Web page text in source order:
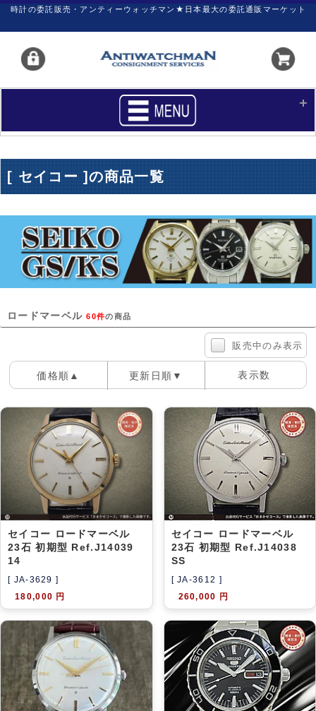
時計の委託販売・アンティーウォッチマン★日本最大の委託通販マーケット
買いたい
新着リスト 価格ダウン
価格の交渉 時計の修理
アーカイブ
[ セイコー ]の商品一覧
ロードマーベル60件の商品
販売中のみ表示
価格順▲ 更新日順▼ 表示数
40件
60件
100件
セイコー ロードマーベル
23石 初期型 Ref.J14039
14
[ JA-3629 ]
180,000 円
セイコー ロードマーベル
23石 初期型 Ref.J14038
SS
[ JA-3612 ]
260,000 円